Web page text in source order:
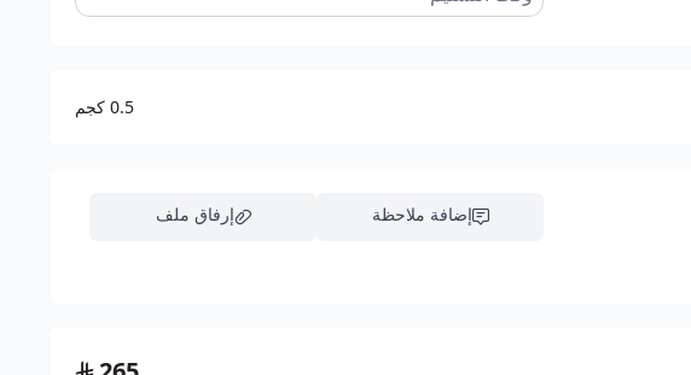
يتم اختيار المكونات بعناية لضمان تقديم أفضل مذاق وأعلى جودة ترضي ذوقك
0.5 كجم
إضافة ملاحظة إرفاق ملف